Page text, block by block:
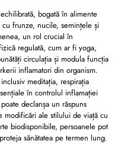
bogată în alimente
frunze, nucile, semințele și
un rol crucial în
regulată, cum ar fi yoga,
circulația și modula funcția
inflamatori din organism.
meditația, respirația
în controlul inflamației
declanșa un răspuns
modificări ale stilului de viață cu
biodisponibile, persoanele pot
sănătatea pe termen lung.